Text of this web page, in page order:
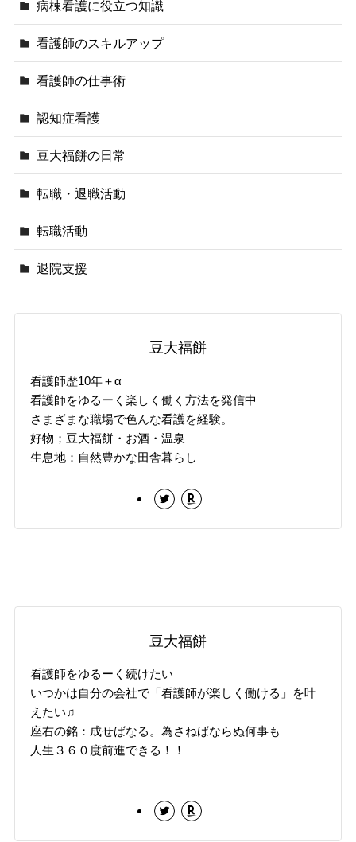
病棟看護に役立つ知識
看護師のスキルアップ
看護師の仕事術
認知症看護
豆大福餅の日常
転職・退職活動
転職活動
退院支援
豆大福餅
看護師歴10年＋α
看護師をゆるーく楽しく働く方法を発信中
さまざまな職場で色んな看護を経験。
好物；豆大福餅・お酒・温泉
生息地：自然豊かな田舎暮らし
豆大福餅
看護師をゆるーく続けたい
いつかは自分の会社で「看護師が楽しく働ける」を叶
えたい♫
座右の銘：成せばなる。為さねばならぬ何事も
人生３６０度前進できる！！